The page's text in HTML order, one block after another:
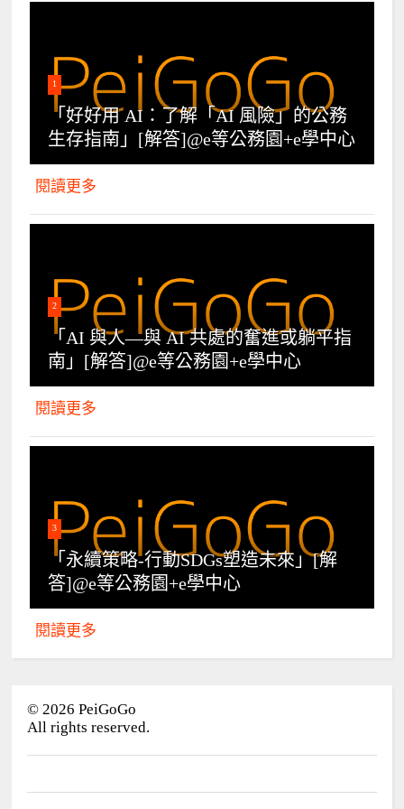
1
「好好用 AI：了解「AI 風險」的公務
生存指南」[解答]@e等公務園+e學中心
閱讀更多
2
「AI 與人—與 AI 共處的奮進或躺平指
南」[解答]@e等公務園+e學中心
閱讀更多
3
「永續策略-行動SDGs塑造未來」[解
答]@e等公務園+e學中心
閱讀更多
© 2026 PeiGoGo
All rights reserved.